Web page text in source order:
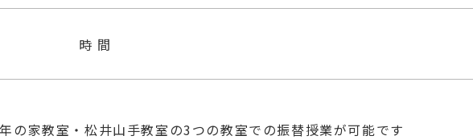
時 間
の家教室・松井山手教室の3つの教室での振替授業が可能です